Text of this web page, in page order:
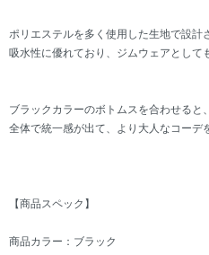
ポリエステルを多く使用した生地で設計
吸水性に優れており、ジムウェアとして
ブラックカラーのボトムスを合わせると、
全体で統一感が出て、より大人なコーデ
【商品スペック】
商品カラー：ブラック